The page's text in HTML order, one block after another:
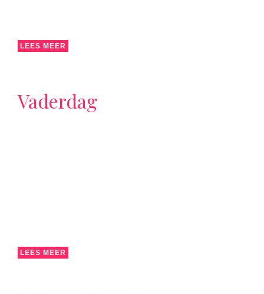
LEES MEER
Vaderdag
LEES MEER